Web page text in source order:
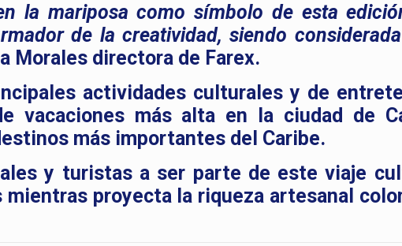
la mariposa como símbolo de esta
de la creatividad, siendo
Morales directora de Farex.
actividades culturales y de
vacaciones más alta en la ciudad de
más importantes del Caribe.
y turistas a ser parte de este viaje
proyecta la riqueza artesanal